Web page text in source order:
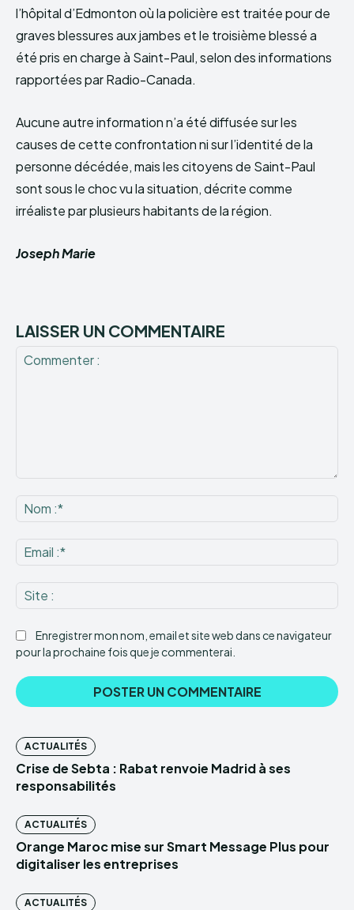
l’hôpital d’Edmonton où la policière est traitée pour de
graves blessures aux jambes et le troisième blessé a
été pris en charge à Saint-Paul, selon des informations
rapportées par Radio-Canada.
Aucune autre information n’a été diffusée sur les
causes de cette confrontation ni sur l’identité de la
personne décédée, mais les citoyens de Saint-Paul
sont sous le choc vu la situation, décrite comme
irréaliste par plusieurs habitants de la région.
Joseph Marie
LAISSER UN COMMENTAIRE
:*
:*
:
Enregistrer mon nom, email et site web dans ce navigateur
pour la prochaine fois que je commenterai.
ACTUALITÉS
Crise de Sebta : Rabat renvoie Madrid à ses
responsabilités
ACTUALITÉS
Orange Maroc mise sur Smart Message Plus pour
digitaliser les entreprises
ACTUALITÉS